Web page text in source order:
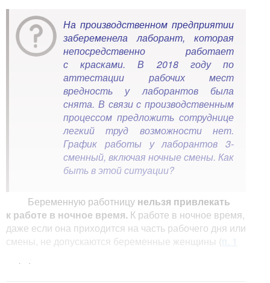
На производственном предприятии
забеременела лаборант, которая
непосредственно работает
с красками. В 2018 году по
аттестации рабочих мест
вредность у лаборантов была
снята. В связи с производственным
процессом предложить сотруднице
легкий труд возможности нет.
График работы у лаборантов 3-
сменный, включая ночные смены. Как
быть в этой ситуации?
Беременную работницу нельзя привлекать
к работе в ночное время. К работе в ночное время,
даже если она приходится на часть рабочего дня или
смены, не допускаются беременные женщины (п. 1
ночным временем считается время с 22 часов до 6